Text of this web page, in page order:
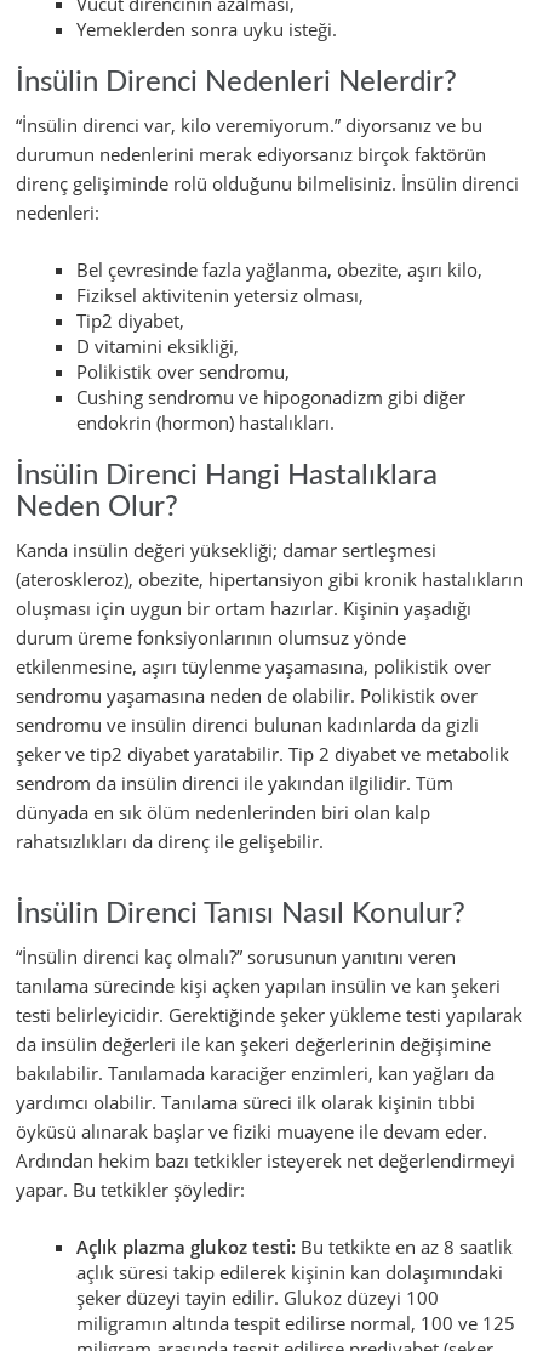
Yemeklerden sonra uyku isteği.
İnsülin Direnci Nedenleri Nelerdir?
“İnsülin direnci var, kilo veremiyorum.” diyorsanız ve bu
durumun nedenlerini merak ediyorsanız birçok faktörün
direnç gelişiminde rolü olduğunu bilmelisiniz. İnsülin direnci
nedenleri:
Bel çevresinde fazla yağlanma, obezite, aşırı kilo,
Fiziksel aktivitenin yetersiz olması,
Tip2 diyabet,
D vitamini eksikliği,
Polikistik over sendromu,
Cushing sendromu ve hipogonadizm gibi diğer
endokrin (hormon) hastalıkları.
İnsülin Direnci Hangi Hastalıklara
Neden Olur?
Kanda insülin değeri yüksekliği; damar sertleşmesi
(ateroskleroz), obezite, hipertansiyon gibi kronik hastalıkların
oluşması için uygun bir ortam hazırlar. Kişinin yaşadığı
durum üreme fonksiyonlarının olumsuz yönde
etkilenmesine, aşırı tüylenme yaşamasına, polikistik over
sendromu yaşamasına neden de olabilir. Polikistik over
sendromu ve insülin direnci bulunan kadınlarda da gizli
şeker ve tip2 diyabet yaratabilir. Tip 2 diyabet ve metabolik
sendrom da insülin direnci ile yakından ilgilidir. Tüm
dünyada en sık ölüm nedenlerinden biri olan kalp
rahatsızlıkları da direnç ile gelişebilir.
İnsülin Direnci Tanısı Nasıl Konulur?
“İnsülin direnci kaç olmalı?” sorusunun yanıtını veren
tanılama sürecinde kişi açken yapılan insülin ve kan şekeri
testi belirleyicidir. Gerektiğinde şeker yükleme testi yapılarak
da insülin değerleri ile kan şekeri değerlerinin değişimine
bakılabilir. Tanılamada karaciğer enzimleri, kan yağları da
yardımcı olabilir. Tanılama süreci ilk olarak kişinin tıbbi
öyküsü alınarak başlar ve fiziki muayene ile devam eder.
Ardından hekim bazı tetkikler isteyerek net değerlendirmeyi
yapar. Bu tetkikler şöyledir:
Açlık plazma glukoz testi: Bu tetkikte en az 8 saatlik
açlık süresi takip edilerek kişinin kan dolaşımındaki
şeker düzeyi tayin edilir. Glukoz düzeyi 100
miligramın altında tespit edilirse normal, 100 ve 125